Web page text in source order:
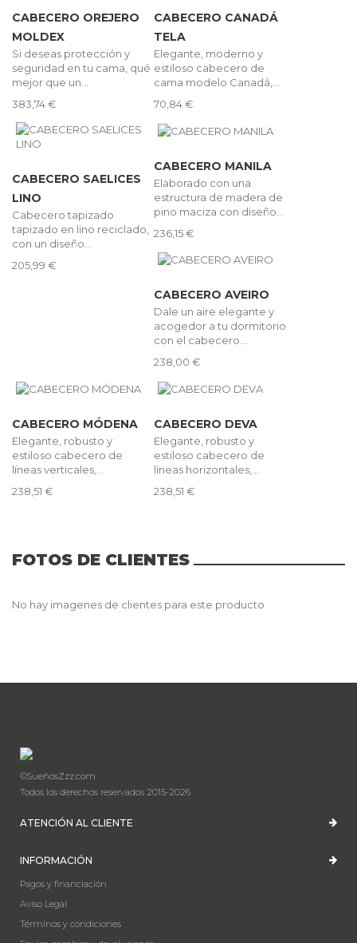
CABECERO OREJERO
MOLDEX
Si deseas protección y
seguridad en tu cama, qué
mejor que un...
383,74 €
CABECERO CANADÁ
TELA
Elegante, moderno y
estiloso cabecero de
cama modelo Canadá,...
70,84 €
CABECERO SAELICES
LINO
Cabecero tapizado
tapizado en lino reciclado,
con un diseño...
205,99 €
CABECERO MANILA
Elaborado con una
estructura de madera de
pino maciza con diseño...
236,15 €
CABECERO AVEIRO
Dale un aire elegante y
acogedor a tu dormitorio
con el cabecero...
238,00 €
CABECERO MÓDENA
Elegante, robusto y
estiloso cabecero de
líneas verticales,...
238,51 €
CABECERO DEVA
Elegante, robusto y
estiloso cabecero de
líneas horizontales,...
238,51 €
FOTOS DE CLIENTES
No hay imagenes de clientes para este producto
©SueñosZzz.com
Todos los derechos reservados 2015-2026
ATENCIÓN AL CLIENTE
INFORMACIÓN
Pagos y financiación
Aviso Legal
Términos y condiciones